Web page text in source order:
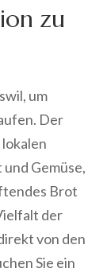
zu
um
Der
Gemüse,
Brot
der
von den
Sie ein